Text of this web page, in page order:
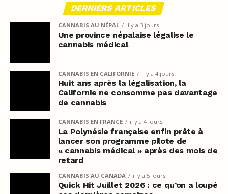
DERNIERS ARTICLES
CANNABIS AU NÉPAL il y a 3 jours
Une province népalaise légalise le
cannabis médical
CANNABIS EN CALIFORNIE il y a 4 jours
Huit ans après la légalisation, la
Californie ne consomme pas davantage
de cannabis
CANNABIS EN FRANCE il y a 4 jours
La Polynésie française enfin prête à
lancer son programme pilote de
« cannabis médical » après des mois de
retard
CANNABIS AU CANADA il y a 5 jours
Quick Hit Juillet 2026 : ce qu’on a loupé